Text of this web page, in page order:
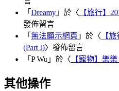
「 Dreamy 」於〈 【旅行】
發佈留言
「 無法顯示網頁 」於〈 【
(Part I)〉發佈留言
「 P Wu 」於〈 【寵物】樂
其他操作